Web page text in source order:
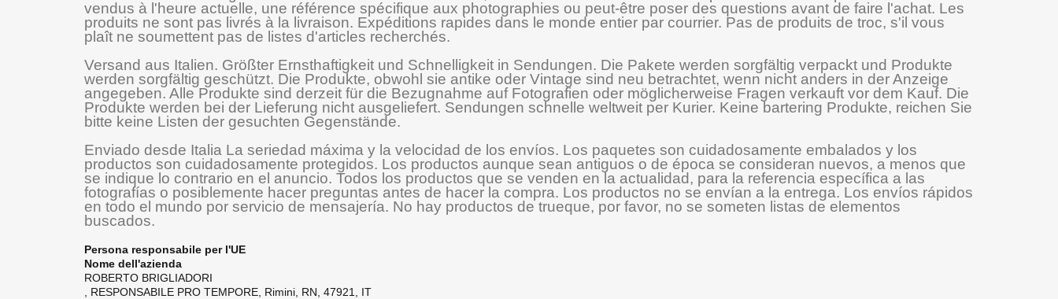
vendus à l'heure actuelle, une référence spécifique aux photographies ou peut-être poser des questions avant de faire l'achat. Les
produits ne sont pas livrés à la livraison. Expéditions rapides dans le monde entier par courrier. Pas de produits de troc, s'il vous
plaît ne soumettent pas de listes d'articles recherchés.
Versand aus Italien. Größter Ernsthaftigkeit und Schnelligkeit in Sendungen. Die Pakete werden sorgfältig verpackt und Produkte
werden sorgfältig geschützt. Die Produkte, obwohl sie antike oder Vintage sind neu betrachtet, wenn nicht anders in der Anzeige
angegeben. Alle Produkte sind derzeit für die Bezugnahme auf Fotografien oder möglicherweise Fragen verkauft vor dem Kauf. Die
Produkte werden bei der Lieferung nicht ausgeliefert. Sendungen schnelle weltweit per Kurier. Keine bartering Produkte, reichen Sie
bitte keine Listen der gesuchten Gegenstände.
Enviado desde Italia La seriedad máxima y la velocidad de los envíos. Los paquetes son cuidadosamente embalados y los
productos son cuidadosamente protegidos. Los productos aunque sean antiguos o de época se consideran nuevos, a menos que
se indique lo contrario en el anuncio. Todos los productos que se venden en la actualidad, para la referencia específica a las
fotografías o posiblemente hacer preguntas antes de hacer la compra. Los productos no se envían a la entrega. Los envíos rápidos
en todo el mundo por servicio de mensajería. No hay productos de trueque, por favor, no se someten listas de elementos
buscados.
Persona responsabile per l'UE
Nome dell'azienda
ROBERTO BRIGLIADORI
RESPONSABILE PRO TEMPORE, Rimini, RN, 47921, IT